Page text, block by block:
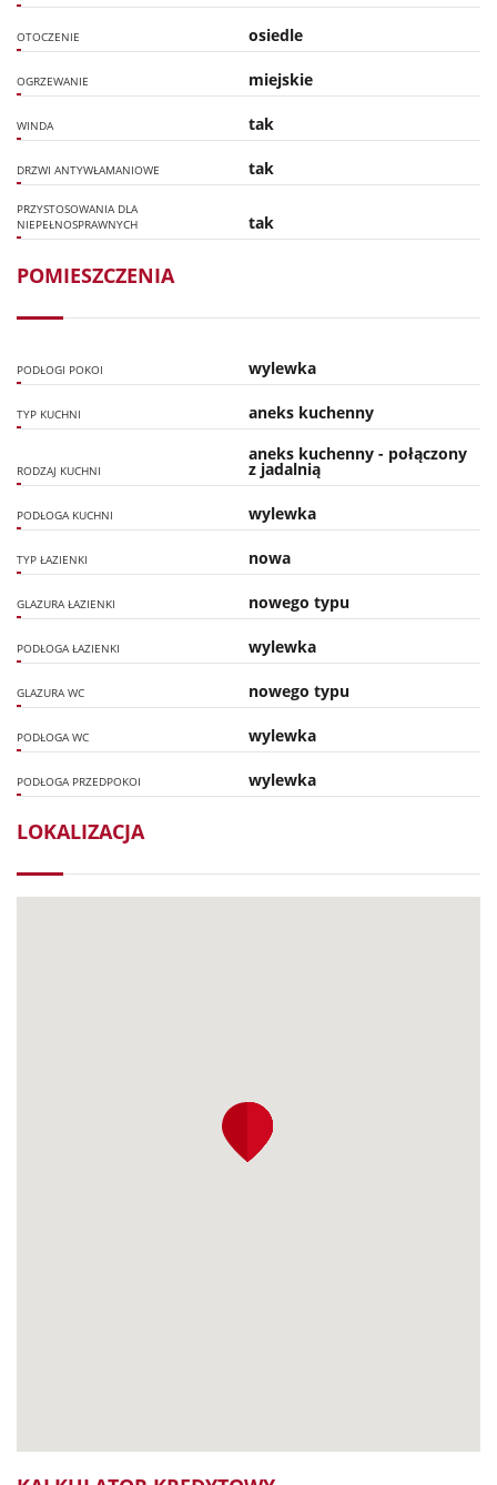
OTOCZENIE osiedle
OGRZEWANIE miejskie
WINDA tak
DRZWI ANTYWŁAMANIOWE tak
PRZYSTOSOWANIA DLA
NIEPEŁNOSPRAWNYCH
tak
POMIESZCZENIA
PODŁOGI POKOI wylewka
TYP KUCHNI aneks kuchenny
RODZAJ KUCHNI
aneks kuchenny - połączony
z jadalnią
PODŁOGA KUCHNI wylewka
TYP ŁAZIENKI nowa
GLAZURA ŁAZIENKI nowego typu
PODŁOGA ŁAZIENKI wylewka
GLAZURA WC nowego typu
PODŁOGA WC wylewka
PODŁOGA PRZEDPOKOI wylewka
LOKALIZACJA